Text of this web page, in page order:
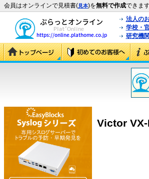
会員はオンラインで見積書(見本)を無料で作成できま
法人の
学校・
研究機
Victor VX-